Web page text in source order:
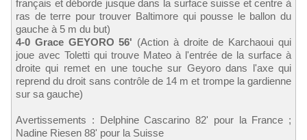
français et déborde jusque dans la surface suisse et centre à
ras de terre pour trouver Baltimore qui pousse le ballon du
gauche à 5 m du but)
4-0 Grace GEYORO 56' (Action à droite de Karchaoui qui
joue avec Toletti qui trouve Mateo à l'entrée de la surface à
droite qui remet en une touche sur Geyoro dans l'axe qui
reprend du droit sans contrôle de 14 m et trompe la gardienne
sur sa gauche)
Avertissements : Delphine Cascarino 82' pour la France ;
Nadine Riesen 88' pour la Suisse